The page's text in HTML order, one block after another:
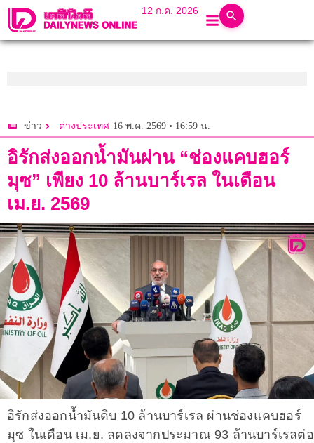
12 ก.ค. 2026
ข่าว ต่างประเทศ 16 พ.ค. 2569 • 16:59 น.
อิรักส่งออกน้ำมันผ่าน “ช่องแคบฮอร์
มุซ” เพียง 10 ล้านบาร์เรล ในเดือน
เม.ย. 2569
อิรักส่งออกน้ำมันดิบ 10 ล้านบาร์เรล ผ่านช่องแคบฮอร์
มุซ ในเดือน เม.ย. ลดลงจากประมาณ 93 ล้านบาร์เรลต่อ